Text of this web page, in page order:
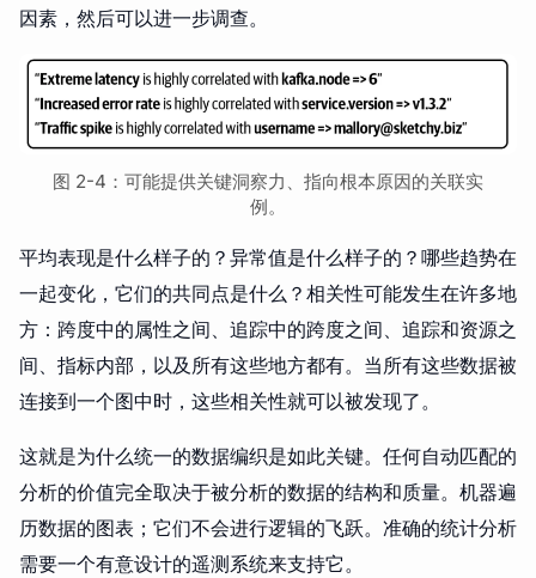
因素，然后可以进一步调查。
图 2-4：可能提供关键洞察力、指向根本原因的关联实
例。
平均表现是什么样子的？异常值是什么样子的？哪些趋势在
一起变化，它们的共同点是什么？相关性可能发生在许多地
方：跨度中的属性之间、追踪中的跨度之间、追踪和资源之
间、指标内部，以及所有这些地方都有。当所有这些数据被
连接到一个图中时，这些相关性就可以被发现了。
这就是为什么统一的数据编织是如此关键。任何自动匹配的
分析的价值完全取决于被分析的数据的结构和质量。机器遍
历数据的图表；它们不会进行逻辑的飞跃。准确的统计分析
需要一个有意设计的遥测系统来支持它。